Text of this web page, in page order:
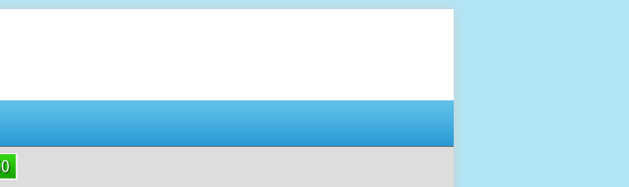
immédiatement votre annonce pour louer votre